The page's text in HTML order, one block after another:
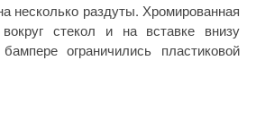
несколько раздуты. Хромированная
стекол и на вставке внизу
ограничились пластиковой